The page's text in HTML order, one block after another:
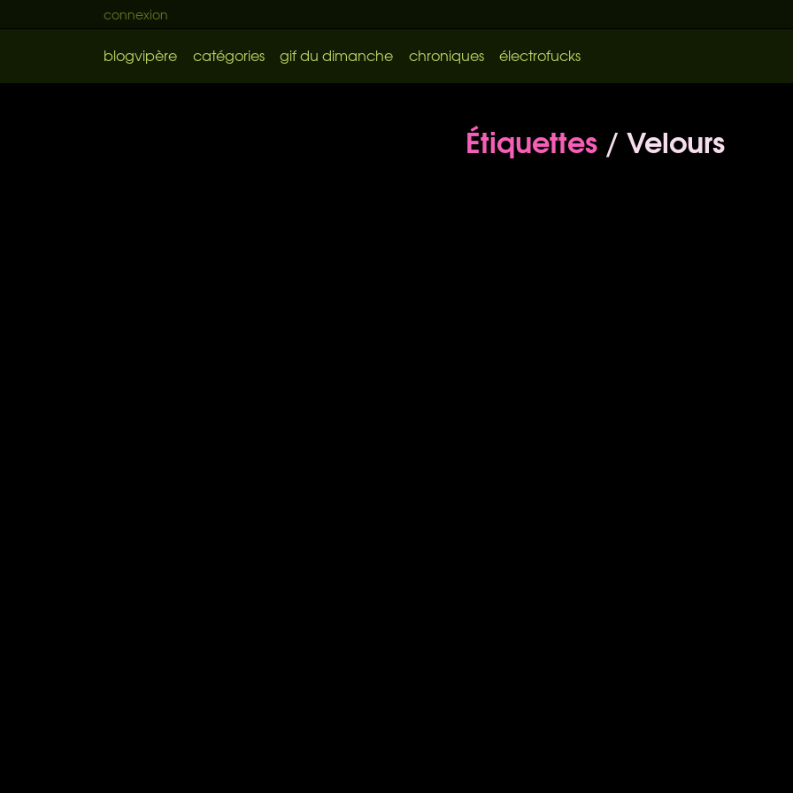
connexion
blogvipère catégories gif du dimanche chroniques électrofucks
Étiquettes/ Velours